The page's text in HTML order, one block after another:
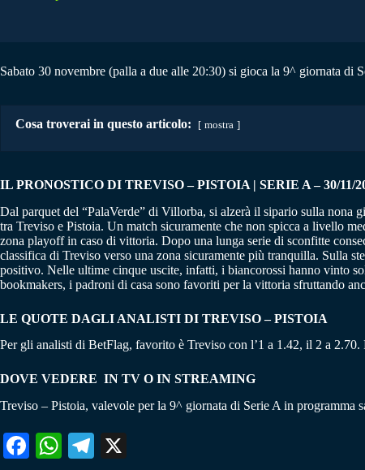
Sabato 30 novembre (palla a due alle 20:30) si gioca la 9^ giornata di
Cosa troverai in questo articolo: mostra
IL PRONOSTICO DI TREVISO – PISTOIA | SERIE A – 30/11/
Dal parquet del “PalaVerde” di Villorba, si alzerà il sipario sulla nona
tra Treviso e Pistoia. Un match sicuramente che non spicca a livello
zona playoff in caso di vittoria. Dopo una lunga serie di sconfitte
classifica di Treviso verso una zona sicuramente più tranquilla. Sulla
positivo. Nelle ultime cinque uscite, infatti, i biancorossi hanno vinto
bookmakers, i padroni di casa sono favoriti per la vittoria sfruttando
LE QUOTE DAGLI ANALISTI DI TREVISO – PISTOIA
Per gli analisti di BetFlag, favorito è Treviso con l’1 a 1.42, il 2 a
DOVE VEDERE IN TV O IN STREAMING
Treviso – Pistoia, valevole per la 9^ giornata di Serie A in programma
Fa W
Te